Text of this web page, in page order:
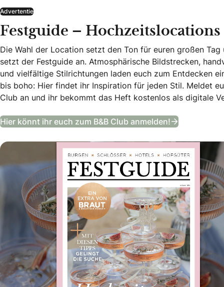
Advertentie
Festguide – Hochzeitslocations
Die Wahl der Location setzt den Ton für euren großen Tag
setzt der Festguide an. Atmosphärische Bildstrecken,
und vielfältige Stilrichtungen laden euch zum Entdecken
bis boho: Hier findet ihr Inspiration für jeden Stil. Meldet
Club an und ihr bekommt das Heft kostenlos als digitale
Hier könnt ihr euch zum B&B Club anmelden! Festguide